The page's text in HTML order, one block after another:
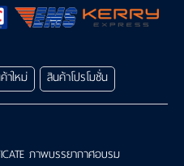
าใหม่ สินค้าโปรโมชั่น
ภาพบรรยากาศอบรม